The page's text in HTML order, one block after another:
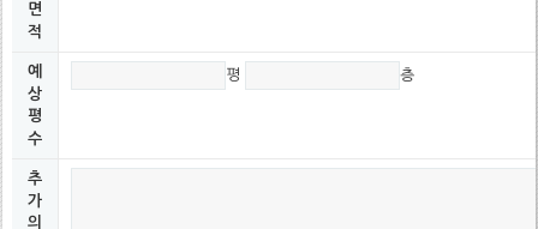
면
적
예
상
평
수
평 층
추
가
의